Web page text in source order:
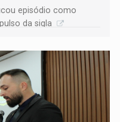
episódio como
da sigla